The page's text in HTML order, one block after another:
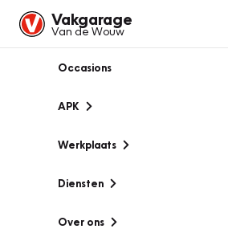
Vakgarage
Van de Wouw
Occasions
APK
Werkplaats
Diensten
Over ons